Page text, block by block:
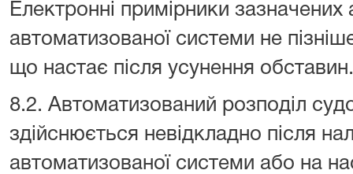
Електронні примірники зазначених
автоматизованої системи не
що настає після усунення обставин.
8.2. Автоматизований розподіл
здійснюється невідкладно після
автоматизованої системи або на